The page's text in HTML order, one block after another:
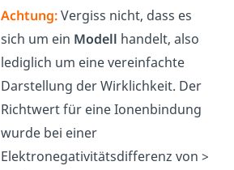
Achtung:Vergiss nicht, dass es
sich um ein Modell handelt, also
lediglich um eine vereinfachte
Darstellung der Wirklichkeit. Der
Richtwert für eine Ionenbindung
wurde bei einer
Elektronegativitätsdifferenz von >